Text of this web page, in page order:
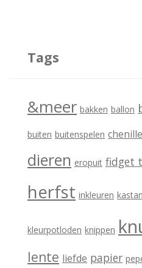
Tags
&meer bakken ballon
buiten buitenspelen
dieren eropuit fidget
herfst inkleuren
kleurpotloden knippen
lente liefde papier